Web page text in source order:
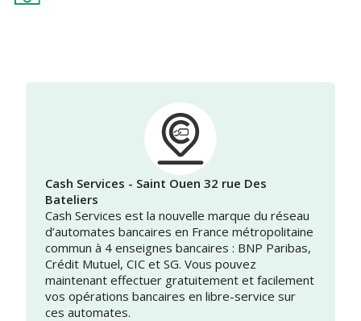
Cash Services - Saint Ouen 32 rue Des
Bateliers
Cash Services est la nouvelle marque du réseau
d’automates bancaires en France métropolitaine
commun à 4 enseignes bancaires : BNP Paribas,
Crédit Mutuel, CIC et SG. Vous pouvez
maintenant effectuer gratuitement et facilement
vos opérations bancaires en libre-service sur
ces automates.